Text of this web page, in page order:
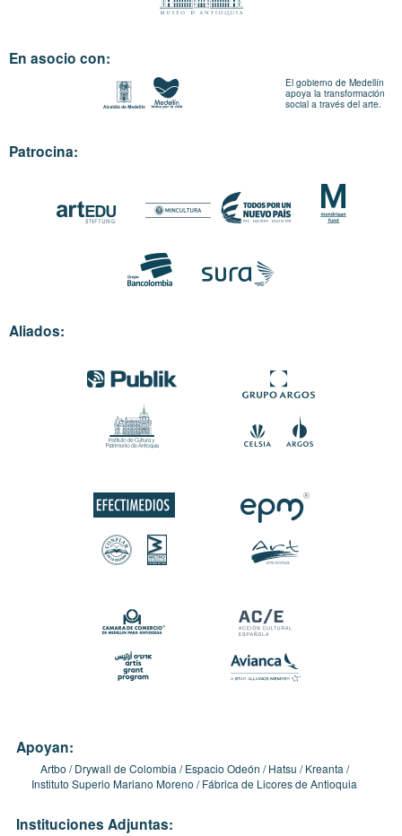
En asocio con:
El gobierno de Medellín
apoya la transformación
social a través del arte.
Patrocina:
Aliados:
Apoyan:
Artbo Drywall de Colombia Espacio Odeón Hatsu
Kreanta
Instituto Superio Mariano Moreno
Fábrica de Licores de Antioquia
Instituciones Adjuntas: